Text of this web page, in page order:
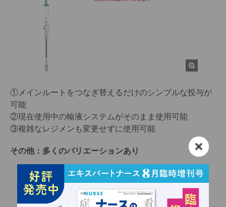
①メインルートをつなぎ替えるだけのシンプルな投与が
可能
②現在使用中の輸液システムがそのまま使用可能
③複雑なレジメンも変更せずに使用可能
その他：多くのバリエーションあり